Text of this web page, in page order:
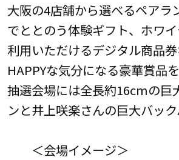
大阪の4店舗から選べるペアラ
でととのう体験ギフト、ホワ
利用いただけるデジタル商品
HAPPYな気分になる豪華賞品
抽選会場には全長約16cmの巨
ンと井上咲楽さんの巨大バッ
＜会場イメージ＞